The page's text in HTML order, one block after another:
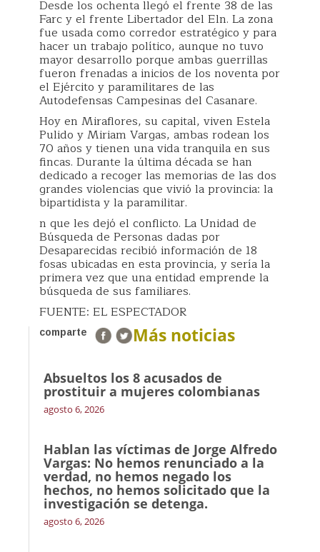
Desde los ochenta llegó el frente 38 de las
Farc y el frente Libertador del Eln. La zona
fue usada como corredor estratégico y para
hacer un trabajo político, aunque no tuvo
mayor desarrollo porque ambas guerrillas
fueron frenadas a inicios de los noventa por
el Ejército y paramilitares de las
Autodefensas Campesinas del Casanare.
Hoy en Miraflores, su capital, viven Estela
Pulido y Miriam Vargas, ambas rodean los
70 años y tienen una vida tranquila en sus
fincas. Durante la última década se han
dedicado a recoger las memorias de las dos
grandes violencias que vivió la provincia: la
bipartidista y la paramilitar.
n que les dejó el conflicto. La Unidad de
Búsqueda de Personas dadas por
Desaparecidas recibió información de 18
fosas ubicadas en esta provincia, y sería la
primera vez que una entidad emprende la
búsqueda de sus familiares.
FUENTE: EL ESPECTADOR
comparte Más noticias
Absueltos los 8 acusados de
prostituir a mujeres colombianas
agosto 6, 2026
Hablan las víctimas de Jorge Alfredo
Vargas: No hemos renunciado a la
verdad, no hemos negado los
hechos, no hemos solicitado que la
investigación se detenga.
agosto 6, 2026